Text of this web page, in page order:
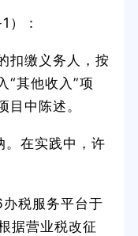
）：
扣缴义务人，按
“其他收入”项
目中陈述。
在实践中，许
税服务平台于
据营业税改征